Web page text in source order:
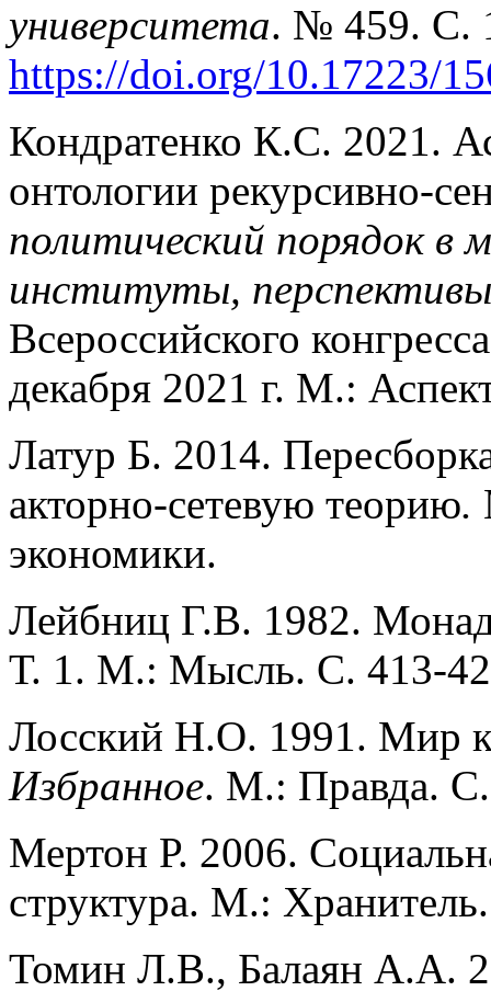
университета. № 459. С.
https://doi.org/10.17223/
Кондратенко К.С. 2021.
онтологии рекурсивно-
политический порядок
институты, перспективы
Всероссийского
декабря 2021 г. М.:
Латур Б. 2014.
акторно-сетевую теорию.
экономики.
Лейбниц Г.В. 1982.
Т. 1. М.: Мысль. С. 413-
Лосский Н.О. 1991. Мир
Избранное. М.: Правда.
Мертон Р. 2006.
структура. М.: Хранитель.
Томин Л.В., Балаян А.А.